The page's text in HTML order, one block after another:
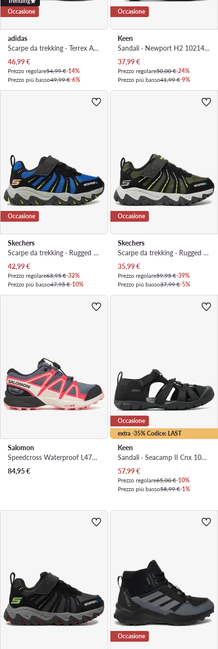
Occasione
adidas
Scarpe da trekking · Terrex Ax4r IF6525 · Nero
Prezzo attuale
46,99€
Prezzo regolare54,99 €-14%
Prezzo più basso49,99 €-6%
Occasione
Keen
Sandali · Newport H2 1021495 · Blu
Prezzo attuale
37,99€
Prezzo regolare50,00 €-24%
Prezzo più basso41,99 €-9%
Occasione
Skechers
Scarpe da trekking · Rugged Ranger 406411L · Nero
Prezzo attuale
42,99€
Prezzo regolare63,95 €-32%
Prezzo più basso47,95 €-10%
Occasione
Skechers
Scarpe da trekking · Rugged Ranger 406411L · Nero
Prezzo attuale
35,99€
Prezzo regolare59,95 €-39%
Prezzo più basso37,99 €-5%
Salomon
Speedcross Waterproof L47856600 · Scarpe da trekking
84,95€
extra -35% Codice: LAST
Occasione
Keen
Sandali · Seacamp II Cnx 1027418 · Nero
Prezzo attuale
57,99€
Prezzo regolare65,00 €-10%
Prezzo più basso58,99 €-1%
Occasione